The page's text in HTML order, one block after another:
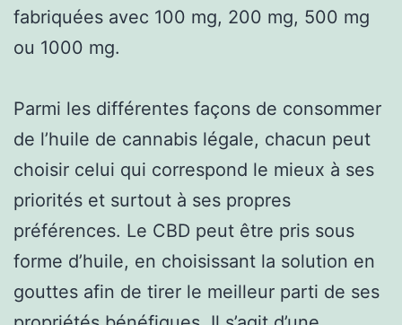
fabriquées avec 100 mg, 200 mg, 500 mg
ou 1000 mg.
Parmi les différentes façons de consommer
de l’huile de cannabis légale, chacun peut
choisir celui qui correspond le mieux à ses
priorités et surtout à ses propres
préférences. Le CBD peut être pris sous
forme d’huile, en choisissant la solution en
gouttes afin de tirer le meilleur parti de ses